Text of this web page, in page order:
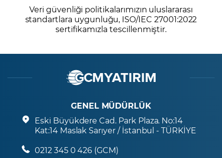
Veri güvenliği politikalarımızın uluslararası
standartlara uygunluğu, ISO/IEC 27001:2022
sertifikamızla tescillenmiştir.
GENEL MÜDÜRLÜK
Eski Büyükdere Cad. Park Plaza. No:14
Kat:14 Maslak Sarıyer / İstanbul - TÜRKİYE
0212 345 0 426 (GCM)